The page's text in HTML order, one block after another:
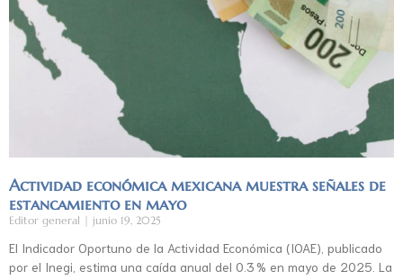
Actividad económica mexicana muestra señales de
estancamiento en mayo
Editor general junio 19, 2025
El Indicador Oportuno de la Actividad Económica (IOAE), publicado
por el Inegi, estima una caída anual del 0.3 % en mayo de 2025. La